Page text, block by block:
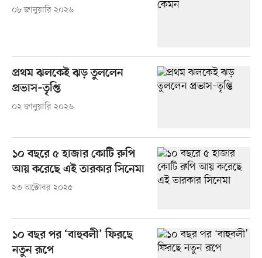
০৮ জানুয়ারি ২০২৬
প্রথম ঝলকেই ঝড় তুললেন
প্রভাস–তৃপ্তি
০২ জানুয়ারি ২০২৬
১০ বছরে ৫ হাজার কোটি রুপি
আয় করেছে এই তারকার সিনেমা
২৩ অক্টোবর ২০২৫
১০ বছর পর ‘বাহুবলী’ ফিরছে
নতুন রূপে